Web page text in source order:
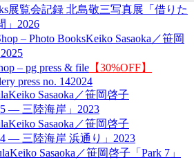
展覧会記録 北島敬三写真展「借りた
2026
– Photo BooksKeiko Sasaoka／笹岡
2025
– pg press & file 【30%OFF】
press no. 142024
Keiko Sasaoka／笹岡啓子
— 三陸海岸」 2023
Keiko Sasaoka／笹岡啓子
— 三陸海岸 浜通り」 2023
Keiko Sasaoka／笹岡啓子「Park 7」